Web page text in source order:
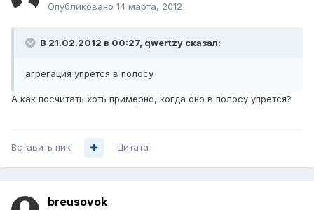
Опубликовано 14 марта, 2012
В 21.02.2012 в 00:27, qwertzy сказал:
агрегация упрётся в полосу
А как посчитать хоть примерно, когда оно в полосу упрется?
Вставить ник Цитата
breusovok